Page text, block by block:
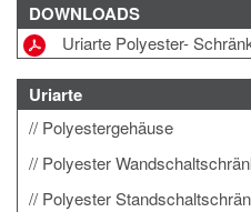
DOWNLOADS
Uriarte Polyester-
Uriarte
Polyestergehäuse
Polyester
Polyester